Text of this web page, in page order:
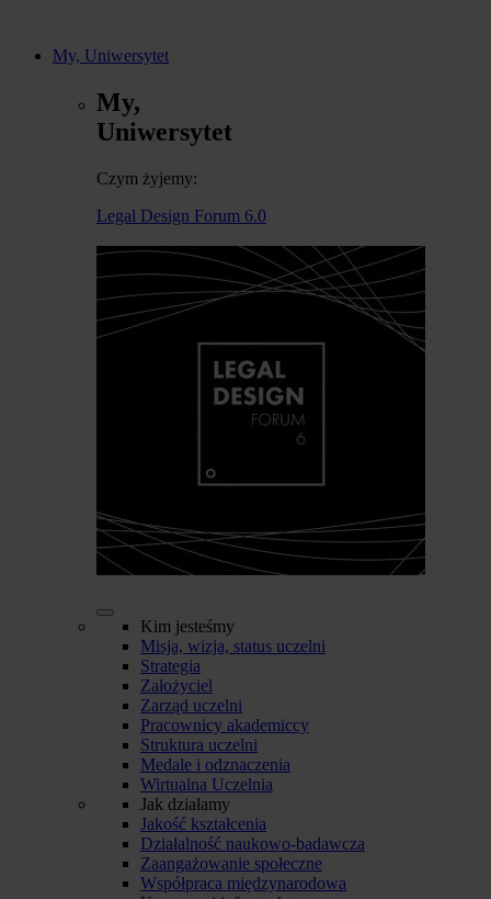
My, Uniwersytet
My,
Uniwersytet
Czym żyjemy:
Legal Design Forum 6.0
Kim jesteśmy
Misja, wizja, status uczelni
Strategia
Założyciel
Zarząd uczelni
Pracownicy akademiccy
Struktura uczelni
Medale i odznaczenia
Wirtualna Uczelnia
Jak działamy
Jakość kształcenia
Działalność naukowo-badawcza
Zaangażowanie społeczne
Współpraca międzynarodowa